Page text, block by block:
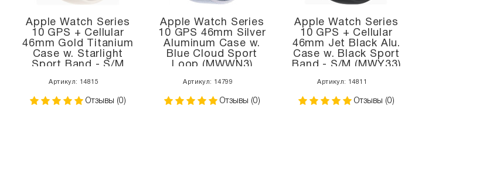
Apple Watch Series
10 GPS + Cellular
46mm Gold Titanium
Case w. Starlight
Sport Band - S/M
Артикул: 14815
Отзывы (0)
Apple Watch Series
10 GPS 46mm Silver
Aluminum Case w.
Blue Cloud Sport
Loop (MWWN3)
Артикул: 14799
Отзывы (0)
Apple Watch Series
10 GPS + Cellular
46mm Jet Black Alu.
Case w. Black Sport
Band - S/M (MWY33)
Артикул: 14811
Отзывы (0)